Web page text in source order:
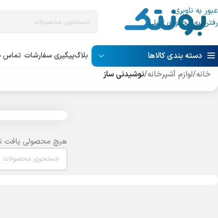
عبور به ناوبری
رفتن به محتوای اصلی
دسته بندی کالاها بلاگپیگیری سفارشات تماس
خانه/لوازم آشپرخانه/نوشیدنی ساز
هیچ محصولی یافت